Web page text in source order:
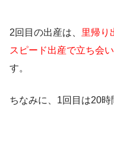
2回目の出産は、 里帰り
スピード出産で立ち会
す。
ちなみに、1回目は20時